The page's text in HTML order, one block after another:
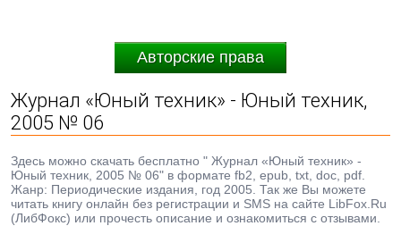
Авторские права
Журнал «Юный техник» - Юный техник,
2005 № 06
Здесь можно скачать бесплатно " Журнал «Юный техник» -
Юный техник, 2005 № 06" в формате fb2, epub, txt, doc, pdf.
Жанр: Периодические издания, год 2005. Так же Вы можете
читать книгу онлайн без регистрации и SMS на сайте LibFox.Ru
(ЛибФокс) или прочесть описание и ознакомиться с отзывами.